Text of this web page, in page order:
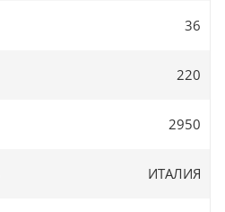
36
220
2950
ИТАЛИЯ